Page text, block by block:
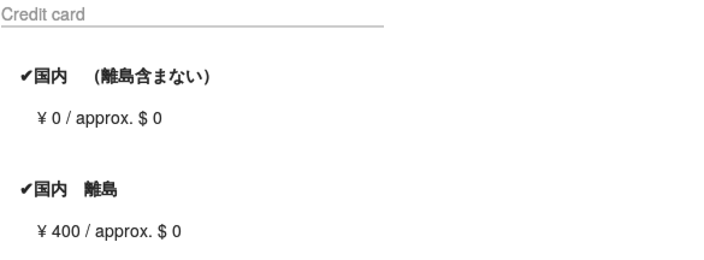
Credit card
✔国内 （離島含まない）
¥ 0 / approx. $ 0
✔国内 離島
¥ 400 / approx. $ 0